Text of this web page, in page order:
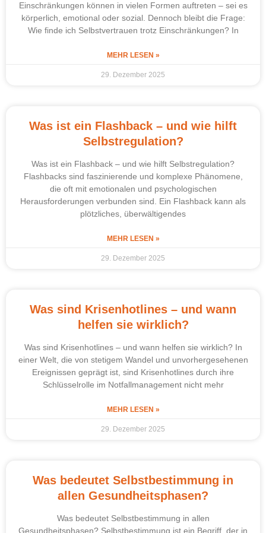
Einschränkungen können in vielen Formen auftreten – sei es
körperlich, emotional oder sozial. Dennoch bleibt die Frage:
Wie finde ich Selbstvertrauen trotz Einschränkungen? In
MEHR LESEN »
29. Dezember 2025
Was ist ein Flashback – und wie hilft
Selbstregulation?
Was ist ein Flashback – und wie hilft Selbstregulation?
Flashbacks sind faszinierende und komplexe Phänomene,
die oft mit emotionalen und psychologischen
Herausforderungen verbunden sind. Ein Flashback kann als
plötzliches, überwältigendes
MEHR LESEN »
29. Dezember 2025
Was sind Krisenhotlines – und wann
helfen sie wirklich?
Was sind Krisenhotlines – und wann helfen sie wirklich? In
einer Welt, die von stetigem Wandel und unvorhergesehenen
Ereignissen geprägt ist, sind Krisenhotlines durch ihre
Schlüsselrolle im Notfallmanagement nicht mehr
MEHR LESEN »
29. Dezember 2025
Was bedeutet Selbstbestimmung in
allen Gesundheitsphasen?
Was bedeutet Selbstbestimmung in allen
Gesundheitsphasen? Selbstbestimmung ist ein Begriff, der in